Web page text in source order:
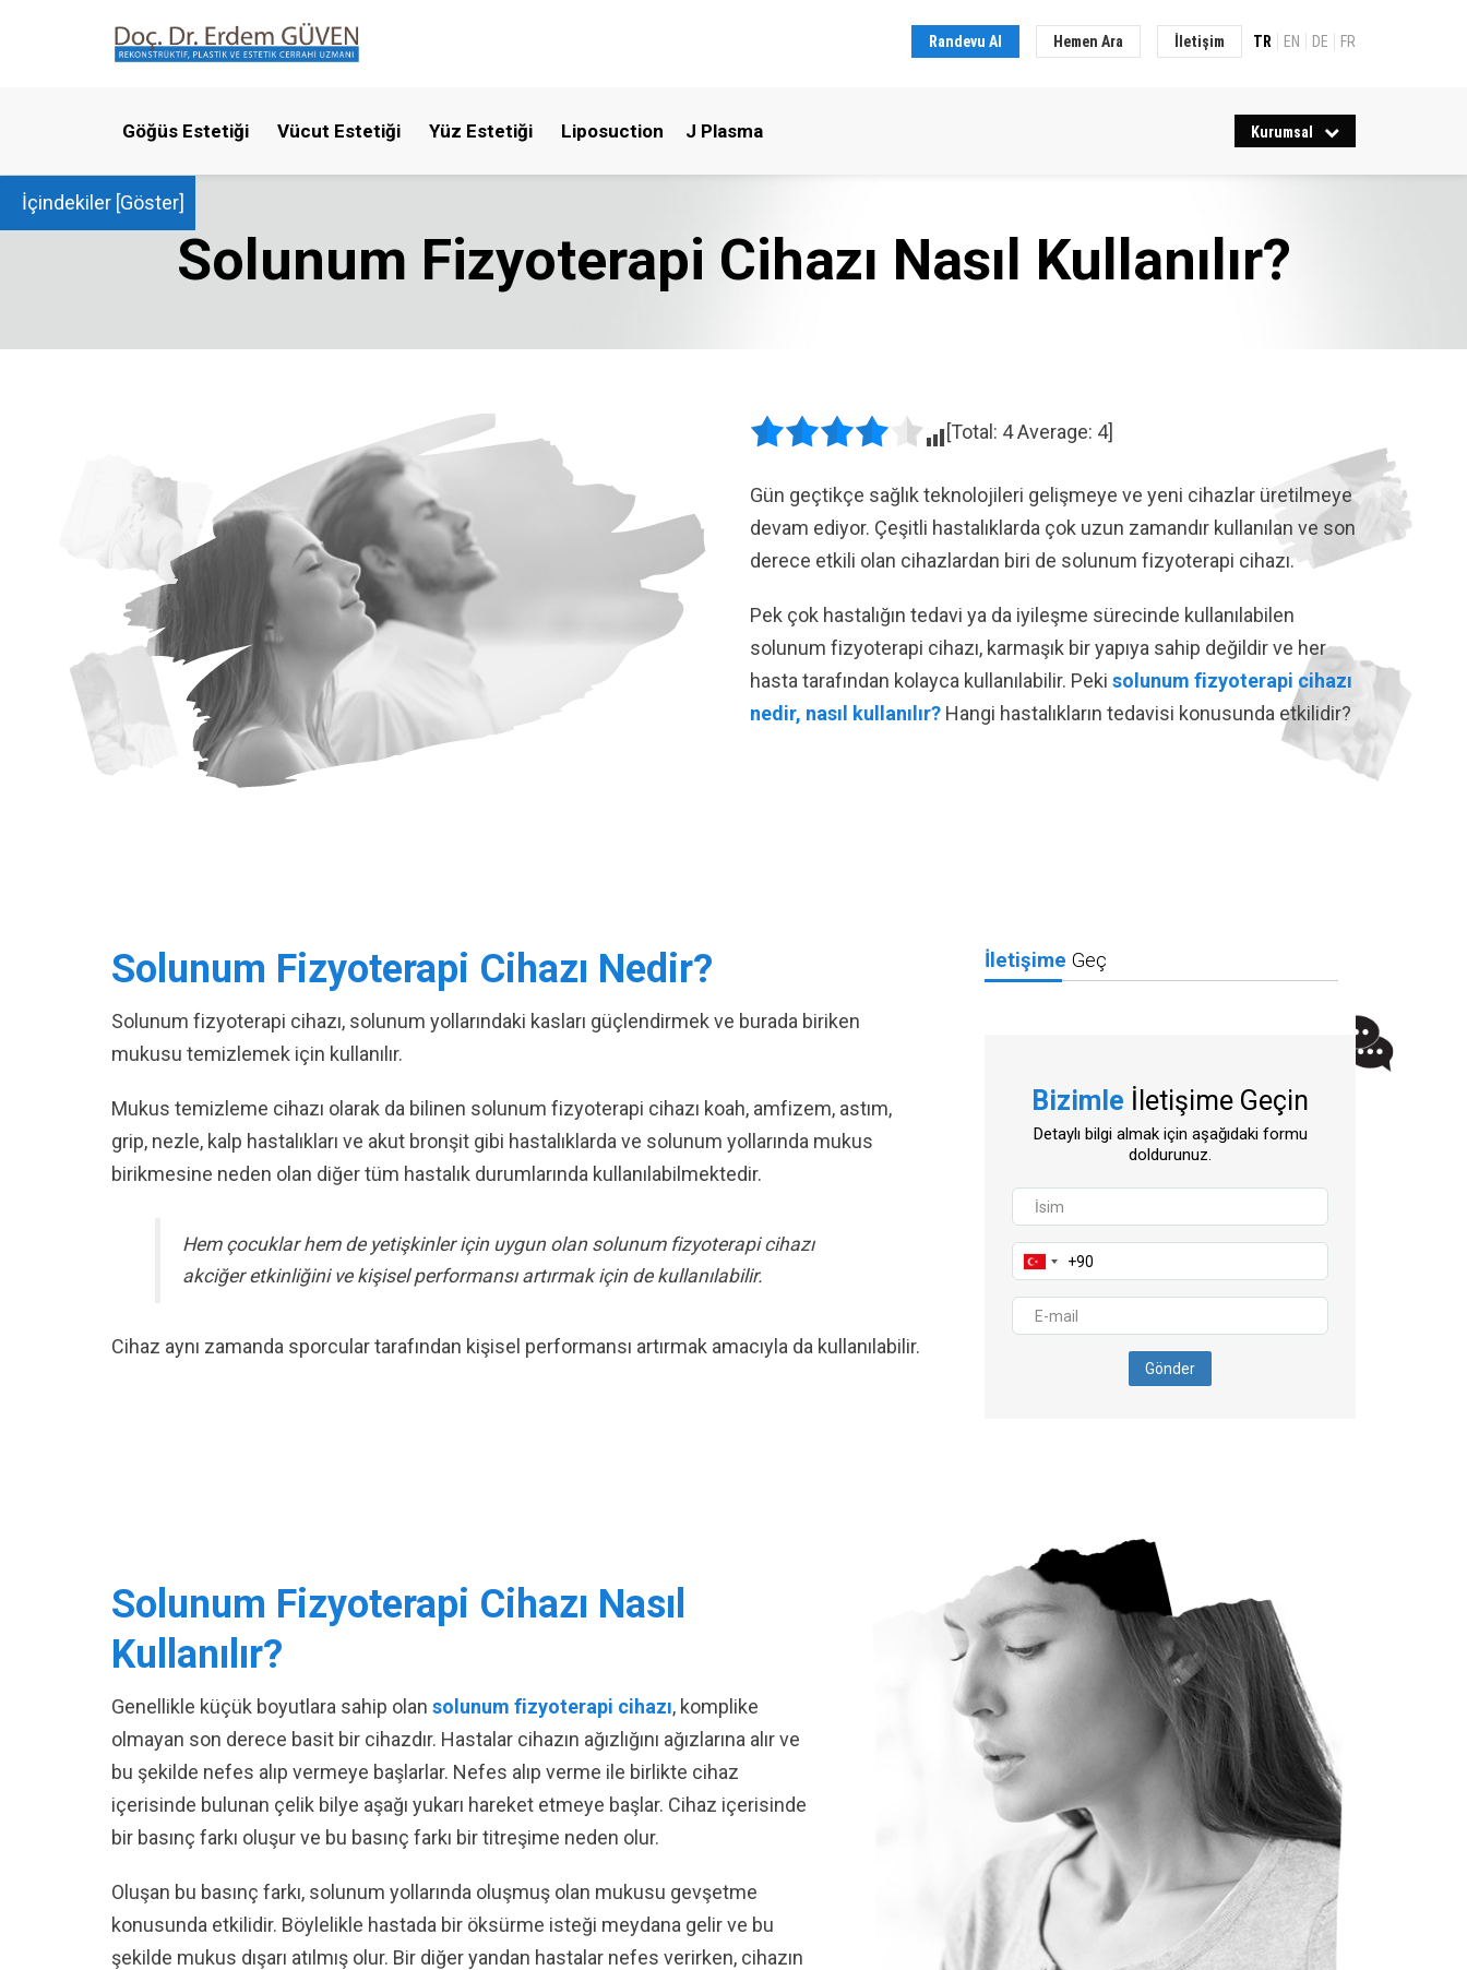
Randevu Al Hemen Ara İletişim TR EN DE FR
Göğüs Estetiği Vücut Estetiği Yüz Estetiği Liposuction J Plasma Kurumsal
Solunum Fizyoterapi Cihazı Nasıl Kullanılır?
[Total: 4Average: 4]
Gün geçtikçe sağlık teknolojileri gelişmeye ve yeni cihazlar üretilmeye
devam ediyor. Çeşitli hastalıklarda çok uzun zamandır kullanılan ve son
derece etkili olan cihazlardan biri de solunum fizyoterapi cihazı.
Pek çok hastalığın tedavi ya da iyileşme sürecinde kullanılabilen
solunum fizyoterapi cihazı, karmaşık bir yapıya sahip değildir ve her
hasta tarafından kolayca kullanılabilir. Peki solunum fizyoterapi cihazı
nedir, nasıl kullanılır? Hangi hastalıkların tedavisi konusunda etkilidir?
İçindekiler [Göster]
Solunum Fizyoterapi Cihazı Nedir?
Solunum fizyoterapi cihazı, solunum yollarındaki kasları güçlendirmek ve burada biriken
mukusu temizlemek için kullanılır.
Mukus temizleme cihazı olarak da bilinen solunum fizyoterapi cihazı koah, amfizem, astım,
grip, nezle, kalp hastalıkları ve akut bronşit gibi hastalıklarda ve solunum yollarında mukus
birikmesine neden olan diğer tüm hastalık durumlarında kullanılabilmektedir.
Hem çocuklar hem de yetişkinler için uygun olan solunum fizyoterapi cihazı
akciğer etkinliğini ve kişisel performansı artırmak için de kullanılabilir.
Cihaz aynı zamanda sporcular tarafından kişisel performansı artırmak amacıyla da kullanılabilir.
İletişime Geç
Bizimle İletişime Geçin
Detaylı bilgi almak için aşağıdaki formu
doldurunuz.
Gönder
Solunum Fizyoterapi Cihazı Nasıl
Kullanılır?
Genellikle küçük boyutlara sahip olan solunum fizyoterapi cihazı, komplike
olmayan son derece basit bir cihazdır. Hastalar cihazın ağızlığını ağızlarına alır ve
bu şekilde nefes alıp vermeye başlarlar. Nefes alıp verme ile birlikte cihaz
içerisinde bulunan çelik bilye aşağı yukarı hareket etmeye başlar. Cihaz içerisinde
bir basınç farkı oluşur ve bu basınç farkı bir titreşime neden olur.
Oluşan bu basınç farkı, solunum yollarında oluşmuş olan mukusu gevşetme
konusunda etkilidir. Böylelikle hastada bir öksürme isteği meydana gelir ve bu
şekilde mukus dışarı atılmış olur. Bir diğer yandan hastalar nefes verirken, cihazın